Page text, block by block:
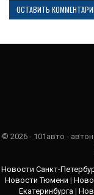
© 2026 - 101авто -
Новости Санкт-
Новости Тюмени |
Екатеринбурга |